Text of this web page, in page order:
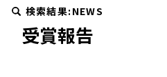
検索結果:NEWS
受賞報告